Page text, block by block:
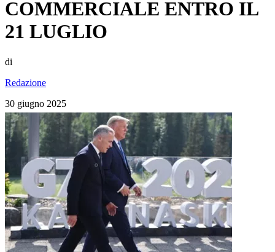
COMMERCIALE ENTRO IL
21 LUGLIO
di
Redazione
30 giugno 2025